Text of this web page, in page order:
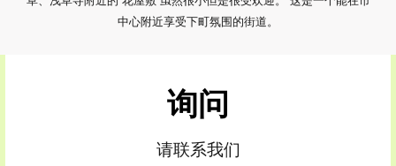
中心附近享受下町氛围的街道。
询问
请联系我们